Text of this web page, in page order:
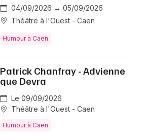
04/09/2026 → 05/09/2026
Théâtre à l'Ouest - Caen
Humour à Caen
Patrick Chanfray - Advienne
que Devra
Le 09/09/2026
Théâtre à l'Ouest - Caen
Humour à Caen